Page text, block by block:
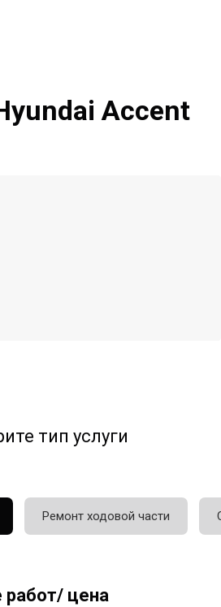
Accent
тип услуги
Ремонт ходовой части
работ/ цена